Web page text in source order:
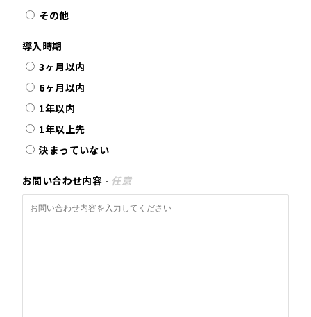
その他
導入時期
3ヶ月以内
6ヶ月以内
1年以内
1年以上先
決まっていない
お問い合わせ内容 - 任意